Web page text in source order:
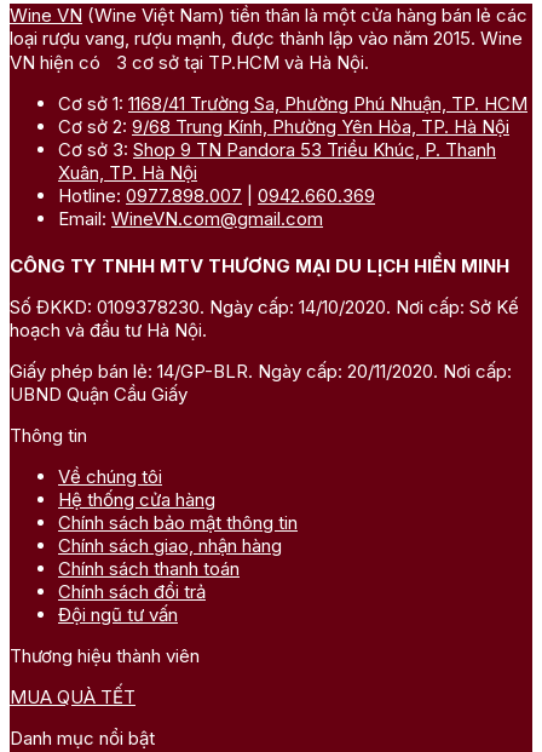
Wine VN (Wine Việt Nam) tiền thân là một cửa hàng bán lẻ các
loại rượu vang, rượu mạnh, được thành lập vào năm 2015. Wine
VN hiện có 3 cơ sở tại TP.HCM và Hà Nội.
Cơ sở 1: 1168/41 Trường Sa, Phường Phú Nhuận, TP. HCM
Cơ sở 2: 9/68 Trung Kính, Phường Yên Hòa, TP. Hà Nội
Cơ sở 3: Shop 9 TN Pandora 53 Triều Khúc, P. Thanh
Xuân, TP. Hà Nội
Hotline: 0977.898.007
0942.660.369
Email: WineVN.com@gmail.com
CÔNG TY TNHH MTV THƯƠNG MẠI DU LỊCH HIỀN MINH
Số ĐKKD: 0109378230. Ngày cấp: 14/10/2020. Nơi cấp: Sở Kế
hoạch và đầu tư Hà Nội.
Giấy phép bán lẻ: 14/GP-BLR. Ngày cấp: 20/11/2020. Nơi cấp:
UBND Quận Cầu Giấy
Thông tin
Về chúng tôi
Hệ thống cửa hàng
Chính sách bảo mật thông tin
Chính sách giao, nhận hàng
Chính sách thanh toán
Chính sách đổi trả
Đội ngũ tư vấn
Thương hiệu thành viên
MUA QUÀ TẾT
Danh mục nổi bật